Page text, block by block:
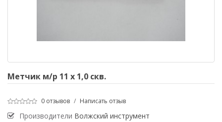
Метчик м/р 11 х 1,0 скв.
0 отзывов / Написать отзыв
Производители Волжский инструмент